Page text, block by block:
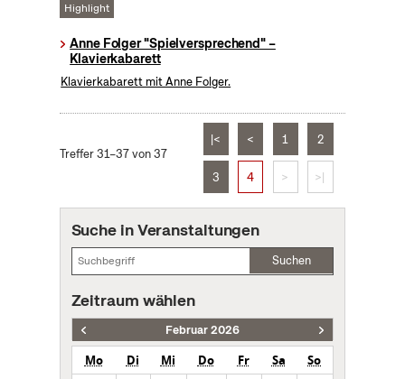
Highlight
Anne Folger "Spielversprechend" –
Klavierkabarett
Klavierkabarett mit Anne Folger.
Treffer 31–37 von 37
|< < 1 2
3 4 > >|
Suche in Veranstaltungen
Suchen
Zeitraum wählen
Februar 2026
Mo Di Mi Do Fr Sa
So